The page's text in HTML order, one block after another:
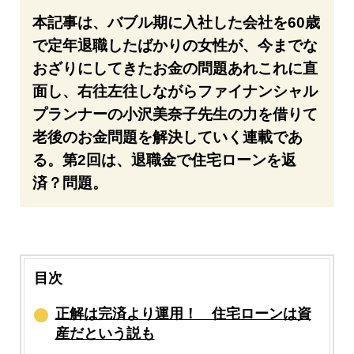
本記事は、バブル期に入社した会社を60歳
で定年退職したばかりの女性が、今までな
おざりにしてきたお金の問題あれこれに直
面し、右往左往しながらファイナンシャル
プランナーの小沢美奈子先生の力を借りて
老後のお金問題を解決していく連載であ
る。第2回は、退職金で住宅ローンを返
済？問題。
目次
正解は完済より運用！ 住宅ローンは資
産だという説も